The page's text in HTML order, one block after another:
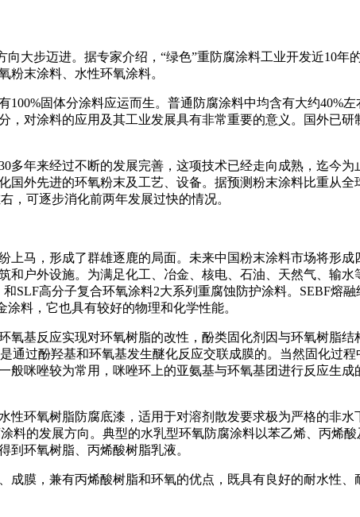
大步迈进。据专家介绍，“绿色”重防腐涂料工业开发近10年
粉末涂料、水性环氧涂料。
固体分涂料应运而生。普通防腐涂料中均含有大约40%
对涂料的应用及其工业发展具有非常重要的意义。国外已研
年来经过不断的发展完善，这项技术已经走向成熟，迄今为
外先进的环氧粉末及工艺、设备。据预测粉末涂料比重从全
，可逐步消化前两年发展过快的情况。
马，形成了群雄逐鹿的局面。未来中国粉末涂料市场将形
户外设施。为满足化工、冶金、核电、石油、天然气、输水
SLF高分子复合环氧涂料2大系列重腐蚀防护涂料。SEBF熔
料，它也具有较好的物理和化学性能。
基反应实现对环氧树脂的改性，酚类固化剂因与环氧树脂
过酚羟基和环氧基发生醚化反应交联成膜的。当然固化过程
咪唑较为常用，咪唑环上的亚氨基与环氧基团进行反应生
环氧树脂防腐底漆，适用于对溶剂散发要求极为严格的非水
的发展方向。典型的水乳型环氧防腐涂料以苯乙烯、丙烯
环氧树脂、丙烯酸树脂乳液。
膜，兼有丙烯酸树脂和环氧的优点，既具有良好的耐水性